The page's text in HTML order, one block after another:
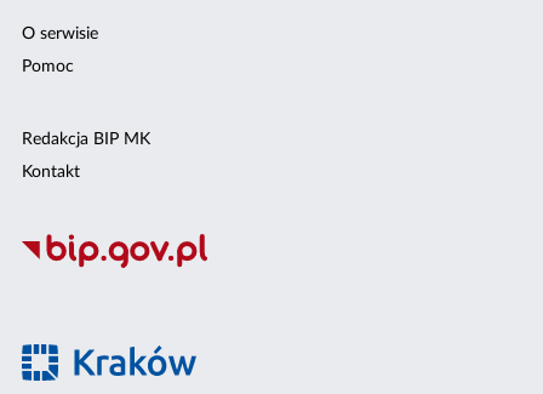
O serwisie
Pomoc
Redakcja BIP MK
Kontakt